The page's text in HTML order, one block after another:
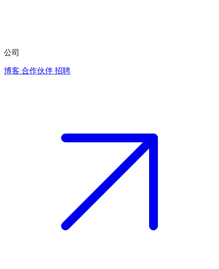
公司
博客 合作伙伴 招聘